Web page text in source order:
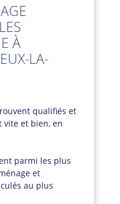
À
LA-
qualifiés et
vite et bien, en
parmi les plus
et
au plus